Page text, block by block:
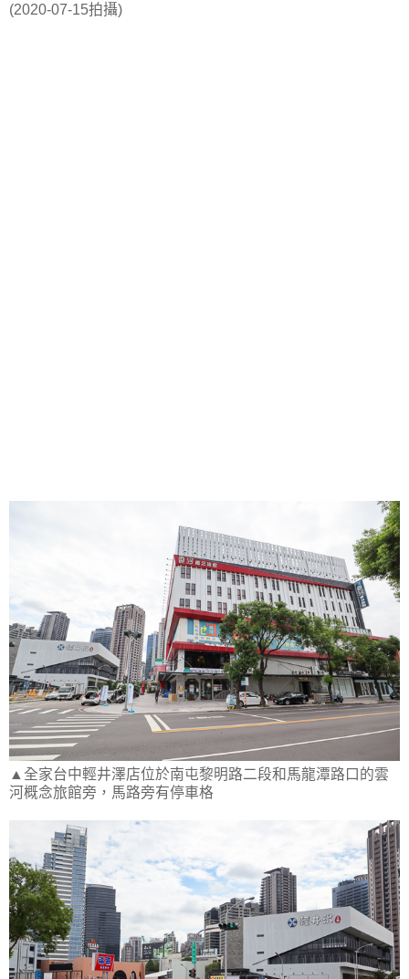
(2020-07-15拍攝)
▲全家台中輕井澤店位於南屯黎明路二段和馬龍潭路口的雲
河概念旅館旁，馬路旁有停車格